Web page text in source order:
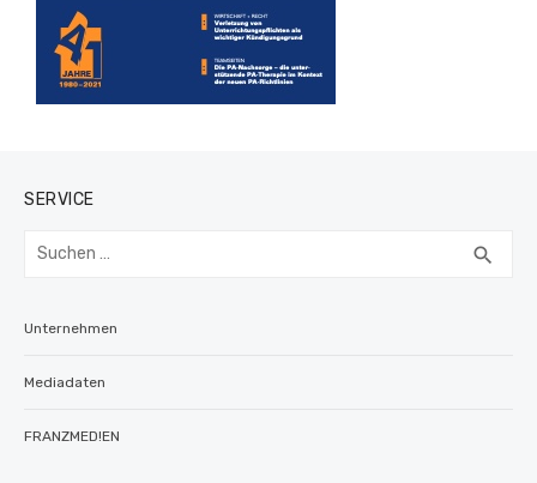
SERVICE
Suchen
search
Unternehmen
Mediadaten
FRANZMED!EN